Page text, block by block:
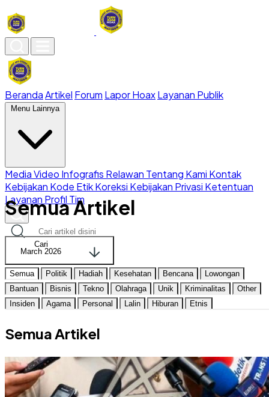
BerandaArtikel Forum Lapor HoaxLayanan Publik
Menu Lainnya
MediaVideo Infografis Relawan Tentang Kami Kontak
Kebijakan Kode EtikKoreksi Kebijakan Privasi Ketentuan
Layanan Profil Tim
Cari
Semua Artikel
March 2026
Semua Politik Hadiah Kesehatan Bencana
Lowongan
Bantuan
Bisnis Tekno Olahraga Unik Kriminalitas
Other
Insiden
Agama Personal Lalin Hiburan Etnis
Semua Artikel